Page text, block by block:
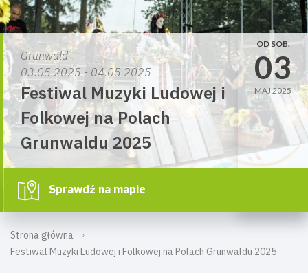
Strona główna
Festiwal Muzyki Ludowej i Folkowej na Polach Grunwaldu 2025
Grunwald
03.05.2025 - 04.05.2025
Festiwal Muzyki Ludowej i
Folkowej na Polach
Grunwaldu 2025
OD SOB.
03
MAJ 2025
Sprawdź na mapie